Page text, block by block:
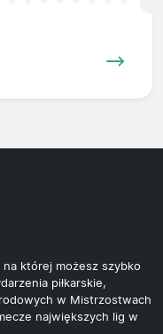
której możesz szybko
piłkarskie,
w Mistrzostwach
największych lig w